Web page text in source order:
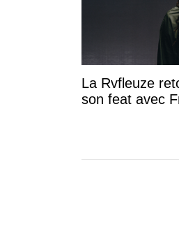
La Rvfleuze
son feat avec